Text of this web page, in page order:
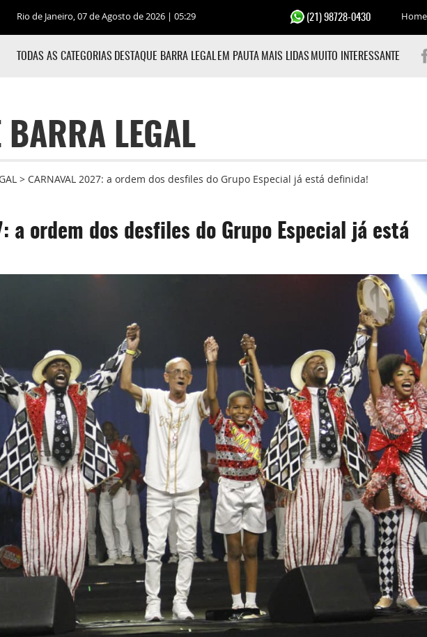
Rio de Janeiro, 07 de Agosto de 2026 | 05:29 (21) 98728-0430 Home
TODAS AS CATEGORIAS DESTAQUE BARRA LEGAL EM PAUTA MAIS LIDAS MUITO INTERESSANTE
BARRA LEGAL
> CARNAVAL 2027: a ordem dos desfiles do Grupo Especial já está definida!
a ordem dos desfiles do Grupo Especial já está